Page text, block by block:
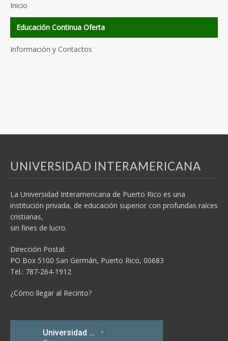
Inicio
Educación Continua Oferta
Información y Contactos
UNIVERSIDAD INTERAMERICANA
La Universidad Interamericana de Puerto Rico es una
institución privada, de educación superior con profundas raíces
cristianas,
sin fines de lucro.
Dirección Postal:
PO Box 5100 San Germán, Puerto Rico, 00683
Tel.: 787-264-1912
¿Cómo llegar al Recinto?